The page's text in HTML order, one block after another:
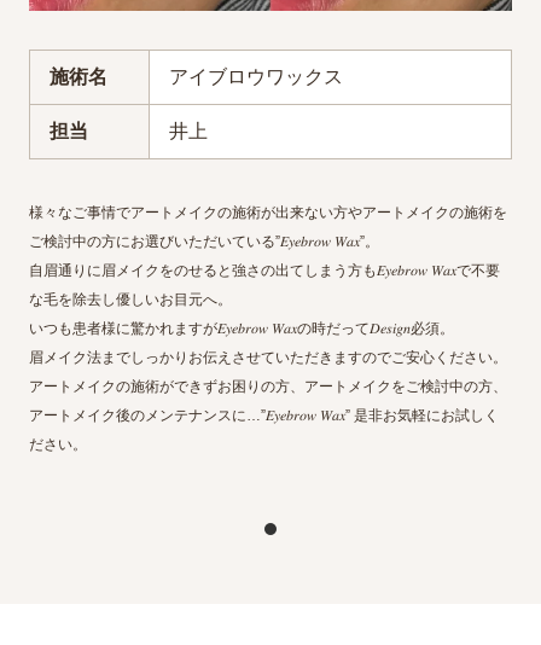
施術名 アイブロウワックス
担当 井上
様々なご事情でアートメイクの施術が出来ない方やアートメイクの施術を
ご検討中の方にお選びいただいている”𝐸𝑦𝑒𝑏𝑟𝑜𝑤 𝑊𝑎𝑥”。
自眉通りに眉メイクをのせると強さの出てしまう方も𝐸𝑦𝑒𝑏𝑟𝑜𝑤 𝑊𝑎𝑥で不要
な毛を除去し優しいお目元へ。
いつも患者様に驚かれますが𝐸𝑦𝑒𝑏𝑟𝑜𝑤 𝑊𝑎𝑥の時だって𝐷𝑒𝑠𝑖𝑔𝑛必須。
眉メイク法までしっかりお伝えさせていただきますのでご安心ください。
アートメイクの施術ができずお困りの方、アートメイクをご検討中の方、
アートメイク後のメンテナンスに…”𝐸𝑦𝑒𝑏𝑟𝑜𝑤 𝑊𝑎𝑥” 是非お気軽にお試しく
ださい。